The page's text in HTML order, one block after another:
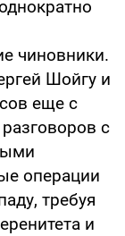
чиновники.
Шойгу и
еще с
с
операции
требуя
и